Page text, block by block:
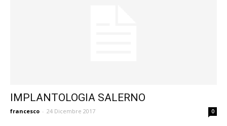
IMPLANTOLOGIA SALERNO
francesco - 24 Dicembre 2017 0